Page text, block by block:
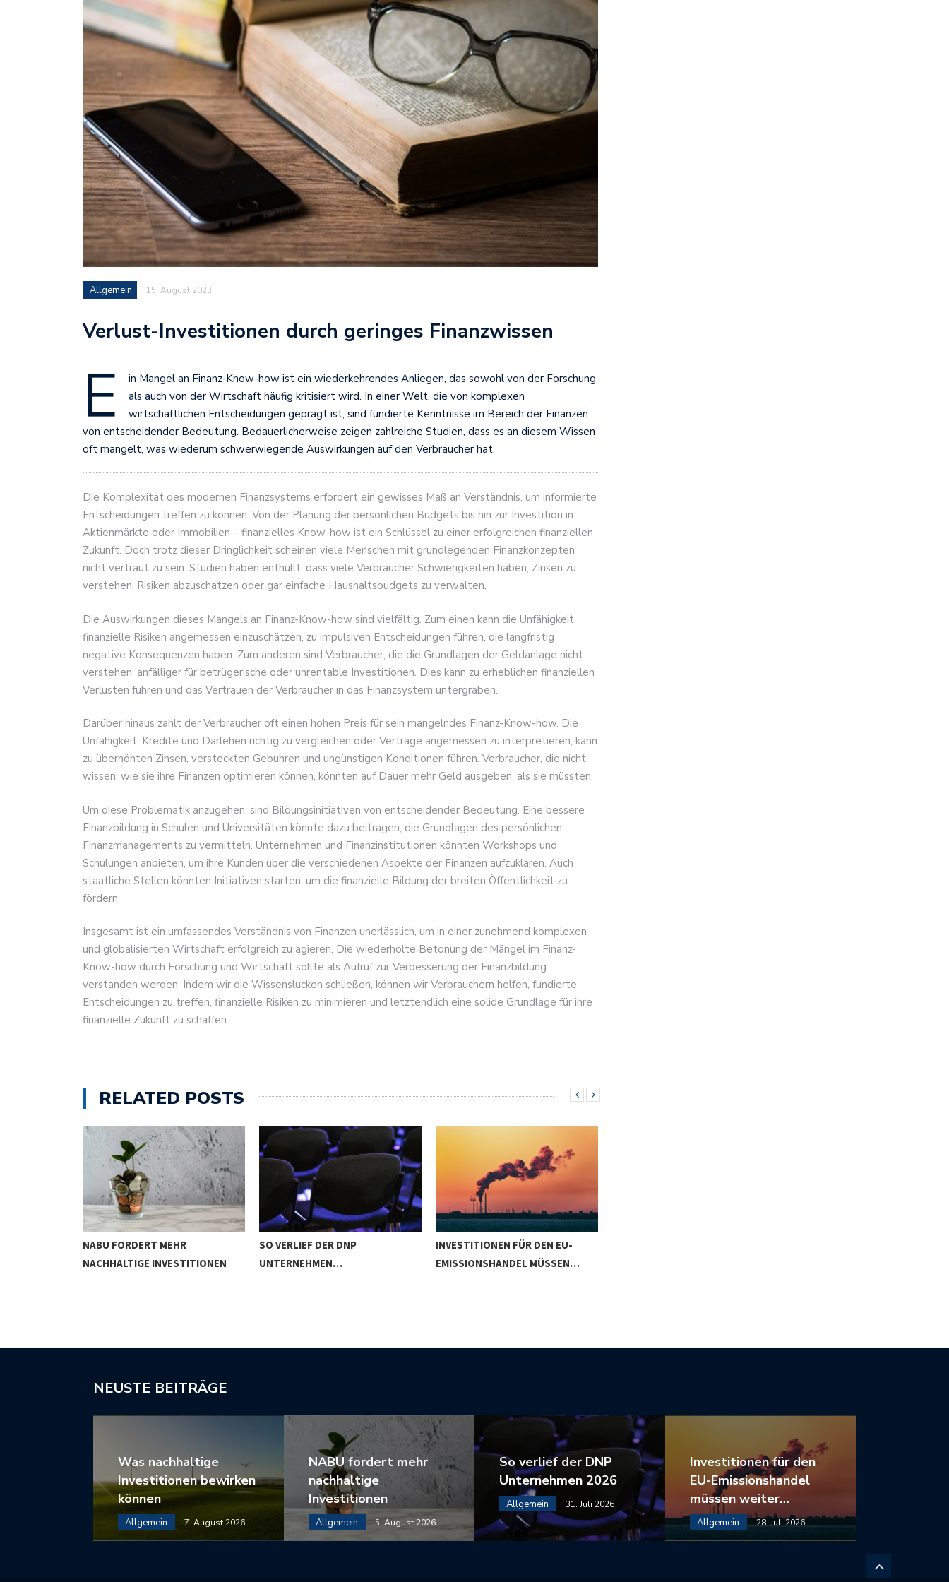
Allgemein 15. August 2023
Verlust-Investitionen durch geringes Finanzwissen
E
in Mangel an Finanz-Know-how ist ein wiederkehrendes Anliegen, das sowohl von der Forschung
als auch von der Wirtschaft häufig kritisiert wird. In einer Welt, die von komplexen
wirtschaftlichen Entscheidungen geprägt ist, sind fundierte Kenntnisse im Bereich der Finanzen
von entscheidender Bedeutung. Bedauerlicherweise zeigen zahlreiche Studien, dass es an diesem Wissen
oft mangelt, was wiederum schwerwiegende Auswirkungen auf den Verbraucher hat.
Die Komplexität des modernen Finanzsystems erfordert ein gewisses Maß an Verständnis, um informierte
Entscheidungen treffen zu können. Von der Planung der persönlichen Budgets bis hin zur Investition in
Aktienmärkte oder Immobilien – finanzielles Know-how ist ein Schlüssel zu einer erfolgreichen finanziellen
Zukunft. Doch trotz dieser Dringlichkeit scheinen viele Menschen mit grundlegenden Finanzkonzepten
nicht vertraut zu sein. Studien haben enthüllt, dass viele Verbraucher Schwierigkeiten haben, Zinsen zu
verstehen, Risiken abzuschätzen oder gar einfache Haushaltsbudgets zu verwalten.
Die Auswirkungen dieses Mangels an Finanz-Know-how sind vielfältig. Zum einen kann die Unfähigkeit,
finanzielle Risiken angemessen einzuschätzen, zu impulsiven Entscheidungen führen, die langfristig
negative Konsequenzen haben. Zum anderen sind Verbraucher, die die Grundlagen der Geldanlage nicht
verstehen, anfälliger für betrügerische oder unrentable Investitionen. Dies kann zu erheblichen finanziellen
Verlusten führen und das Vertrauen der Verbraucher in das Finanzsystem untergraben.
Darüber hinaus zahlt der Verbraucher oft einen hohen Preis für sein mangelndes Finanz-Know-how. Die
Unfähigkeit, Kredite und Darlehen richtig zu vergleichen oder Verträge angemessen zu interpretieren, kann
zu überhöhten Zinsen, versteckten Gebühren und ungünstigen Konditionen führen. Verbraucher, die nicht
wissen, wie sie ihre Finanzen optimieren können, könnten auf Dauer mehr Geld ausgeben, als sie müssten.
Um diese Problematik anzugehen, sind Bildungsinitiativen von entscheidender Bedeutung. Eine bessere
Finanzbildung in Schulen und Universitäten könnte dazu beitragen, die Grundlagen des persönlichen
Finanzmanagements zu vermitteln. Unternehmen und Finanzinstitutionen könnten Workshops und
Schulungen anbieten, um ihre Kunden über die verschiedenen Aspekte der Finanzen aufzuklären. Auch
staatliche Stellen könnten Initiativen starten, um die finanzielle Bildung der breiten Öffentlichkeit zu
fördern.
Insgesamt ist ein umfassendes Verständnis von Finanzen unerlässlich, um in einer zunehmend komplexen
und globalisierten Wirtschaft erfolgreich zu agieren. Die wiederholte Betonung der Mängel im Finanz-
Know-how durch Forschung und Wirtschaft sollte als Aufruf zur Verbesserung der Finanzbildung
verstanden werden. Indem wir die Wissenslücken schließen, können wir Verbrauchern helfen, fundierte
Entscheidungen zu treffen, finanzielle Risiken zu minimieren und letztendlich eine solide Grundlage für ihre
finanzielle Zukunft zu schaffen.
RELATED POSTS
NABU FORDERT MEHR
NACHHALTIGE INVESTITIONEN
SO VERLIEF DER DNP
UNTERNEHMEN…
INVESTITIONEN FÜR DEN EU-
EMISSIONSHANDEL MÜSSEN…
NEUSTE BEITRÄGE
Was nachhaltige
Investitionen bewirken
können
Allgemein 7. August 2026
NABU fordert mehr
nachhaltige
Investitionen
Allgemein 5. August 2026
So verlief der DNP
Unternehmen 2026
Allgemein 31. Juli 2026
Investitionen für den
EU-Emissionshandel
müssen weiter…
Allgemein 28. Juli 2026